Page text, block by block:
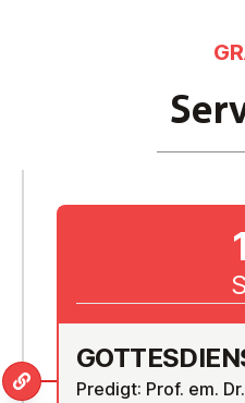
Predigt: Prof. em.